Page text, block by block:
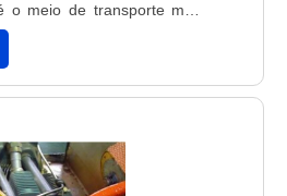
o meio de transporte mais
e esse título não foi
certas fazem com
desde a partida,